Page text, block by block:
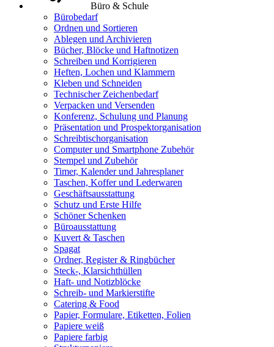
Büro & Schule
Bürobedarf
Ordnen und Sortieren
Ablegen und Archivieren
Bücher, Blöcke und Haftnotizen
Schreiben und Korrigieren
Heften, Lochen und Klammern
Kleben und Schneiden
Technischer Zeichenbedarf
Verpacken und Versenden
Konferenz, Schulung und Planung
Präsentation und Prospektorganisation
Schreibtischorganisation
Computer und Smartphone Zubehör
Stempel und Zubehör
Timer, Kalender und Jahresplaner
Taschen, Koffer und Lederwaren
Geschäftsausstattung
Schutz und Erste Hilfe
Schöner Schenken
Büroausstattung
Kuvert & Taschen
Spagat
Ordner, Register & Ringbücher
Steck-, Klarsichthüllen
Haft- und Notizblöcke
Schreib- und Markierstifte
Catering & Food
Papier, Formulare, Etiketten, Folien
Papiere weiß
Papiere farbig